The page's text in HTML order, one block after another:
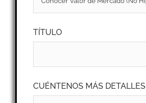
TÍTULO
CUÉNTENOS MÁS DETALLES